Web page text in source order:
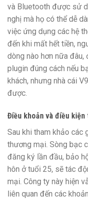
và Bluetooth được sử
nghị mà họ có thể dễ
việc ứng dụng các hệ
đến khi mất hết tiền,
dòng nào hơn nữa
plugin đúng cách nếu
khách, nhưng nhà cái
được.
Điều khoản và điều
Sau khi tham khảo các
thương mại. Sòng bạc
đăng ký lần đầu, bảo
hôn ở tuổi 25, sẽ tác
mại. Công ty này hiện
liên quan đến các